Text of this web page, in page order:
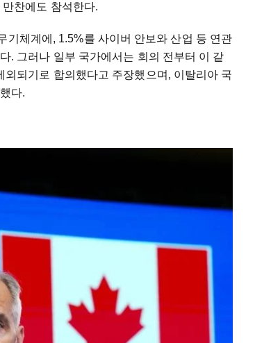
찬에도 참석한다.
기체계에, 1.5%를 사이버 안보와 산업 등 연관
. 그러나 일부 국가에서는 회의 전부터 이 같
되기로 합의했다고 주장했으며, 이탈리아 국
다.